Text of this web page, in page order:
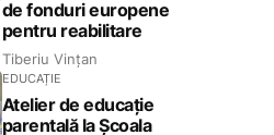
de fonduri europene
pentru reabilitare
Tiberiu Vințan
EDUCAȚIE
Atelier de educație
parentală la Școala